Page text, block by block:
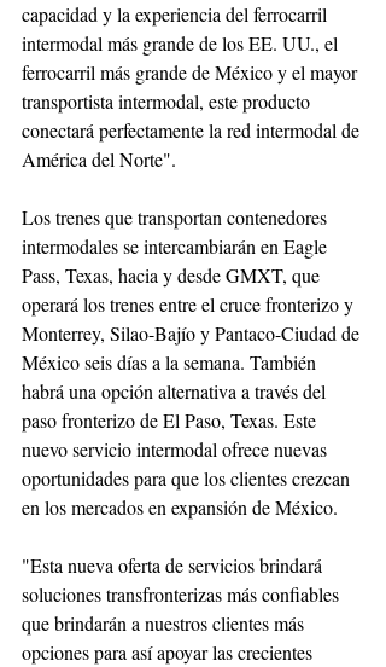
capacidad y la experiencia del ferrocarril
intermodal más grande de los EE. UU., el
ferrocarril más grande de México y el mayor
transportista intermodal, este producto
conectará perfectamente la red intermodal de
América del Norte".
Los trenes que transportan contenedores
intermodales se intercambiarán en Eagle
Pass, Texas, hacia y desde GMXT, que
operará los trenes entre el cruce fronterizo y
Monterrey, Silao-Bajío y Pantaco-Ciudad de
México seis días a la semana. También
habrá una opción alternativa a través del
paso fronterizo de El Paso, Texas. Este
nuevo servicio intermodal ofrece nuevas
oportunidades para que los clientes crezcan
en los mercados en expansión de México.
"Esta nueva oferta de servicios brindará
soluciones transfronterizas más confiables
que brindarán a nuestros clientes más
opciones para así apoyar las crecientes